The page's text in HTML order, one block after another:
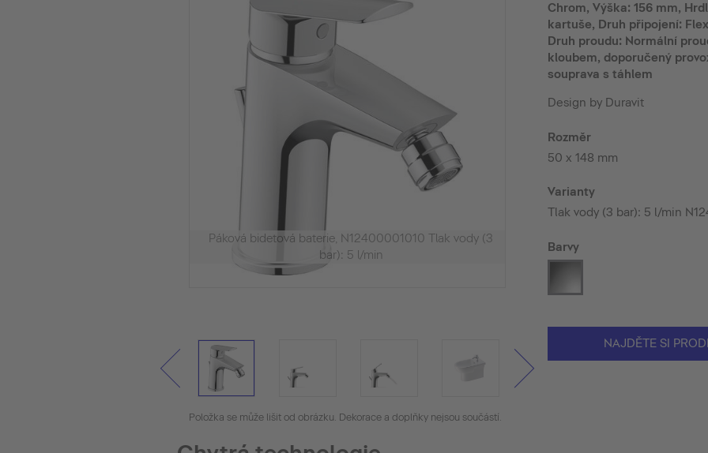
Páková bidetová baterie, N12400001010 Tlak vody (3
bar): 5 l/min
Položka se může lišit od obrázku. Dekorace a doplňky nejsou součástí.
Chrom, Výška: 156 mm,
kartuše, Druh připojení:
Druh proudu: Normální
kloubem, doporučený
souprava s táhlem
Design by Duravit
Rozměr
50 x 148 mm
Varianty
Tlak vody (3 bar): 5 l/min
Barvy
NAJDĚTE SI